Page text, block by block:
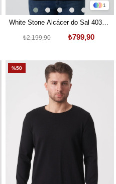
1
White Stone Alcácer do Sal 4035 0
₺799,90
₺2.199,90
%50